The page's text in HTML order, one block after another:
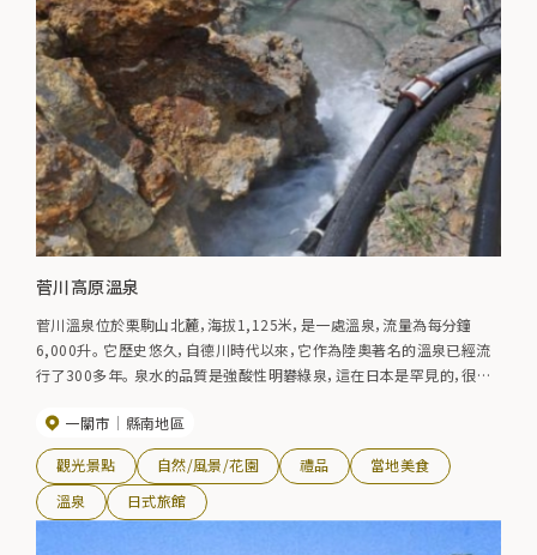
菅川高原溫泉
菅川溫泉位於栗駒山北麓，海拔1,125米，是一處溫泉，流量為每分鐘
6,000升。 它歷史悠久，自德川時代以來，它作為陸奧著名的溫泉已經流
行了300多年。 泉水的品質是強酸性明礬綠泉，這在日本是罕見的，很多
中，我們還推薦1000人的浴池，家庭浴池和著名的花魁浴池（蒸汽浴）。
一關市 縣南地區
觀光景點 自然/風景/花園 禮品
當地美食
溫泉
日式旅館